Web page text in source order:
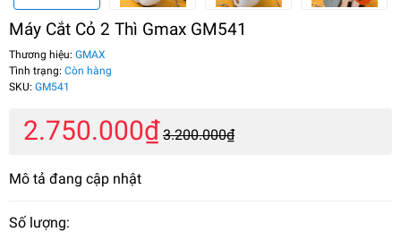
Máy Cắt Cỏ 2 Thì Gmax GM541
Thương hiệu: GMAX
Tình trạng: Còn hàng
SKU: GM541
2.750.000₫ 3.200.000₫
Mô tả đang cập nhật
Số lượng: